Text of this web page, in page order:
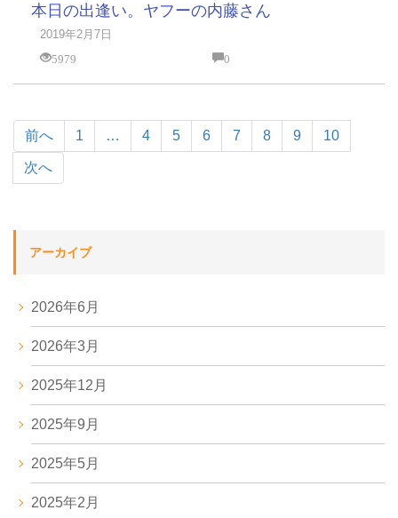
本日の出逢い。ヤフーの内藤さん
2019年2月7日
5979
0
前へ 1 … 4 5 6 7 8 9 10
次へ
アーカイブ
2026年6月
2026年3月
2025年12月
2025年9月
2025年5月
2025年2月